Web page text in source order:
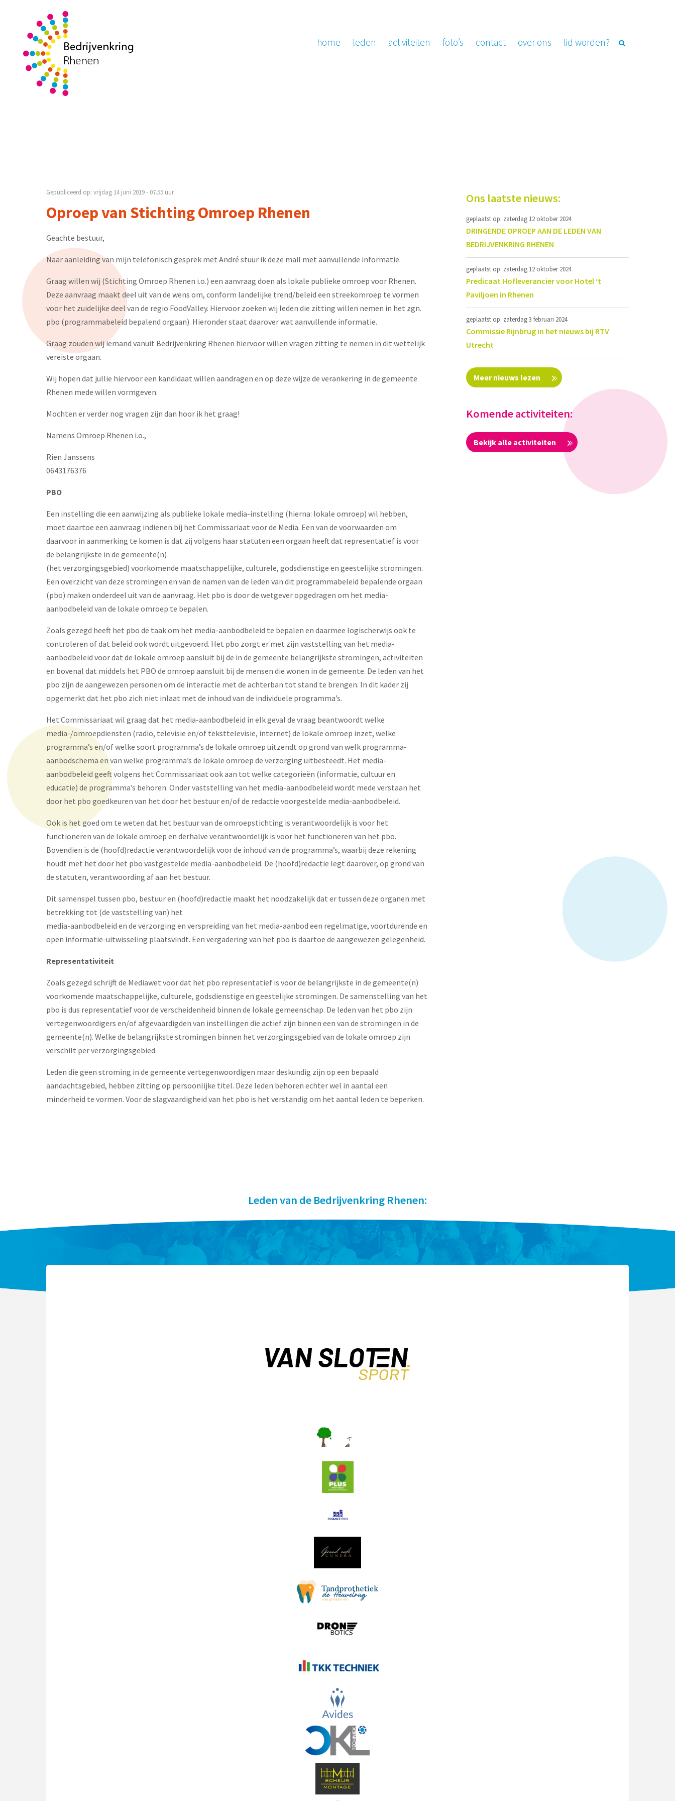
home leden activiteiten foto’s contact over ons lid worden?
Gepubliceerd op: vrijdag 14 juni 2019 - 07.55 uur
Oproep van Stichting Omroep Rhenen
Geachte bestuur,
Naar aanleiding van mijn telefonisch gesprek met André stuur ik deze mail met aanvullende informatie.
Graag willen wij (Stichting Omroep Rhenen i.o.) een aanvraag doen als lokale publieke omroep voor Rhenen.
Deze aanvraag maakt deel uit van de wens om, conform landelijke trend/beleid een streekomroep te vormen
voor het zuidelijke deel van de regio FoodValley. Hiervoor zoeken wij leden die zitting willen nemen in het zgn.
pbo (programmabeleid bepalend orgaan). Hieronder staat daarover wat aanvullende informatie.
Graag zouden wij iemand vanuit Bedrijvenkring Rhenen hiervoor willen vragen zitting te nemen in dit wettelijk
vereiste orgaan.
Wij hopen dat jullie hiervoor een kandidaat willen aandragen en op deze wijze de verankering in de gemeente
Rhenen mede willen vormgeven.
Mochten er verder nog vragen zijn dan hoor ik het graag!
Namens Omroep Rhenen i.o.,
Rien Janssens
0643176376
PBO
Een instelling die een aanwijzing als publieke lokale media-instelling (hierna: lokale omroep) wil hebben,
moet daartoe een aanvraag indienen bij het Commissariaat voor de Media. Een van de voorwaarden om
daarvoor in aanmerking te komen is dat zij volgens haar statuten een orgaan heeft dat representatief is voor
de belangrijkste in de gemeente(n)
(het verzorgingsgebied) voorkomende maatschappelijke, culturele, godsdienstige en geestelijke stromingen.
Een overzicht van deze stromingen en van de namen van de leden van dit programmabeleid bepalende orgaan
(pbo) maken onderdeel uit van de aanvraag. Het pbo is door de wetgever opgedragen om het media-
aanbodbeleid van de lokale omroep te bepalen.
Zoals gezegd heeft het pbo de taak om het media-aanbodbeleid te bepalen en daarmee logischerwijs ook te
controleren of dat beleid ook wordt uitgevoerd. Het pbo zorgt er met zijn vaststelling van het media-
aanbodbeleid voor dat de lokale omroep aansluit bij de in de gemeente belangrijkste stromingen, activiteiten
en bovenal dat middels het PBO de omroep aansluit bij de mensen die wonen in de gemeente. De leden van het
pbo zijn de aangewezen personen om de interactie met de achterban tot stand te brengen. In dit kader zij
opgemerkt dat het pbo zich niet inlaat met de inhoud van de individuele programma’s.
Het Commissariaat wil graag dat het media-aanbodbeleid in elk geval de vraag beantwoordt welke
media-/omroepdiensten (radio, televisie en/of teksttelevisie, internet) de lokale omroep inzet, welke
programma’s en/of welke soort programma’s de lokale omroep uitzendt op grond van welk programma-
aanbodschema en van welke programma’s de lokale omroep de verzorging uitbesteedt. Het media-
aanbodbeleid geeft volgens het Commissariaat ook aan tot welke categorieën (informatie, cultuur en
educatie) de programma’s behoren. Onder vaststelling van het media-aanbodbeleid wordt mede verstaan het
door het pbo goedkeuren van het door het bestuur en/of de redactie voorgestelde media-aanbodbeleid.
Ook is het goed om te weten dat het bestuur van de omroepstichting is verantwoordelijk is voor het
functioneren van de lokale omroep en derhalve verantwoordelijk is voor het functioneren van het pbo.
Bovendien is de (hoofd)redactie verantwoordelijk voor de inhoud van de programma’s, waarbij deze rekening
houdt met het door het pbo vastgestelde media-aanbodbeleid. De (hoofd)redactie legt daarover, op grond van
de statuten, verantwoording af aan het bestuur.
Dit samenspel tussen pbo, bestuur en (hoofd)redactie maakt het noodzakelijk dat er tussen deze organen met
betrekking tot (de vaststelling van) het
media-aanbodbeleid en de verzorging en verspreiding van het media-aanbod een regelmatige, voortdurende en
open informatie-uitwisseling plaatsvindt. Een vergadering van het pbo is daartoe de aangewezen gelegenheid.
Representativiteit
Zoals gezegd schrijft de Mediawet voor dat het pbo representatief is voor de belangrijkste in de gemeente(n)
voorkomende maatschappelijke, culturele, godsdienstige en geestelijke stromingen. De samenstelling van het
pbo is dus representatief voor de verscheidenheid binnen de lokale gemeenschap. De leden van het pbo zijn
vertegenwoordigers en/of afgevaardigden van instellingen die actief zijn binnen een van de stromingen in de
gemeente(n). Welke de belangrijkste stromingen binnen het verzorgingsgebied van de lokale omroep zijn
verschilt per verzorgingsgebied.
Leden die geen stroming in de gemeente vertegenwoordigen maar deskundig zijn op een bepaald
aandachtsgebied, hebben zitting op persoonlijke titel. Deze leden behoren echter wel in aantal een
minderheid te vormen. Voor de slagvaardigheid van het pbo is het verstandig om het aantal leden te beperken.
Ons laatste nieuws:
geplaatst op: zaterdag 12 oktober 2024
DRINGENDE OPROEP AAN DE LEDEN VAN
BEDRIJVENKRING RHENEN
geplaatst op: zaterdag 12 oktober 2024
Predicaat Hofleverancier voor Hotel ‘t
Paviljoen in Rhenen
geplaatst op: zaterdag 3 februari 2024
Commissie Rijnbrug in het nieuws bij RTV
Utrecht
Meer nieuws lezen
Komende activiteiten:
Bekijk alle activiteiten
Leden van de Bedrijvenkring Rhenen: